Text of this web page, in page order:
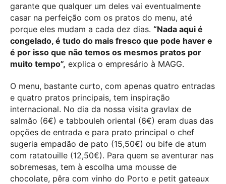
garante que qualquer um deles vai eventualmente
casar na perfeição com os pratos do menu, até
porque eles mudam a cada dez dias. “Nada aqui é
congelado, é tudo do mais fresco que pode haver e
é por isso que não temos os mesmos pratos por
muito tempo”, explica o empresário à MAGG.
O menu, bastante curto, com apenas quatro entradas
e quatro pratos principais, tem inspiração
internacional. No dia da nossa visita gravlax de
salmão (6€) e tabbouleh oriental (6€) eram duas das
opções de entrada e para prato principal o chef
sugeria empadão de pato (15,50€) ou bife de atum
com ratatouille (12,50€). Para quem se aventurar nas
sobremesas, tem à escolha uma mousse de
chocolate, pêra com vinho do Porto e petit gateaux